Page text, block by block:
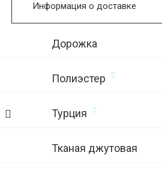
Дорожка
Полиэстер
Турция
Тканая джутовая
Информация о доставке